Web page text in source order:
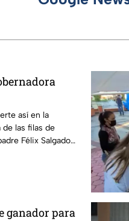
así en la
de las filas de
Félix Salgado
ganador para